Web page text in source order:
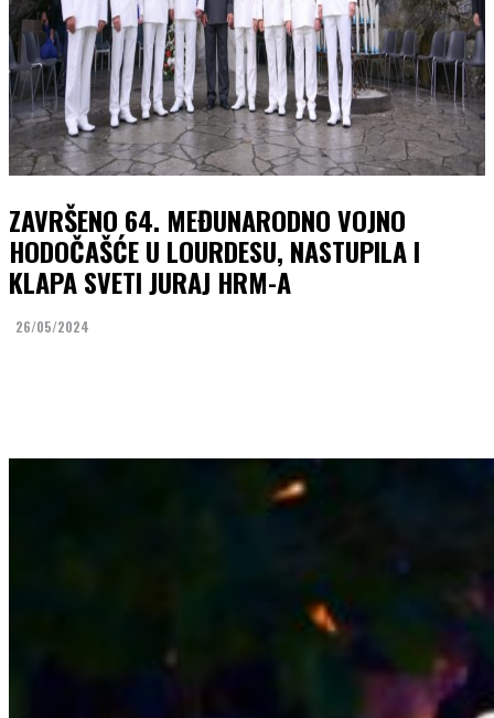
ZAVRŠENO 64. MEĐUNARODNO VOJNO
HODOČAŠĆE U LOURDESU, NASTUPILA I
KLAPA SVETI JURAJ HRM-A
26/05/2024